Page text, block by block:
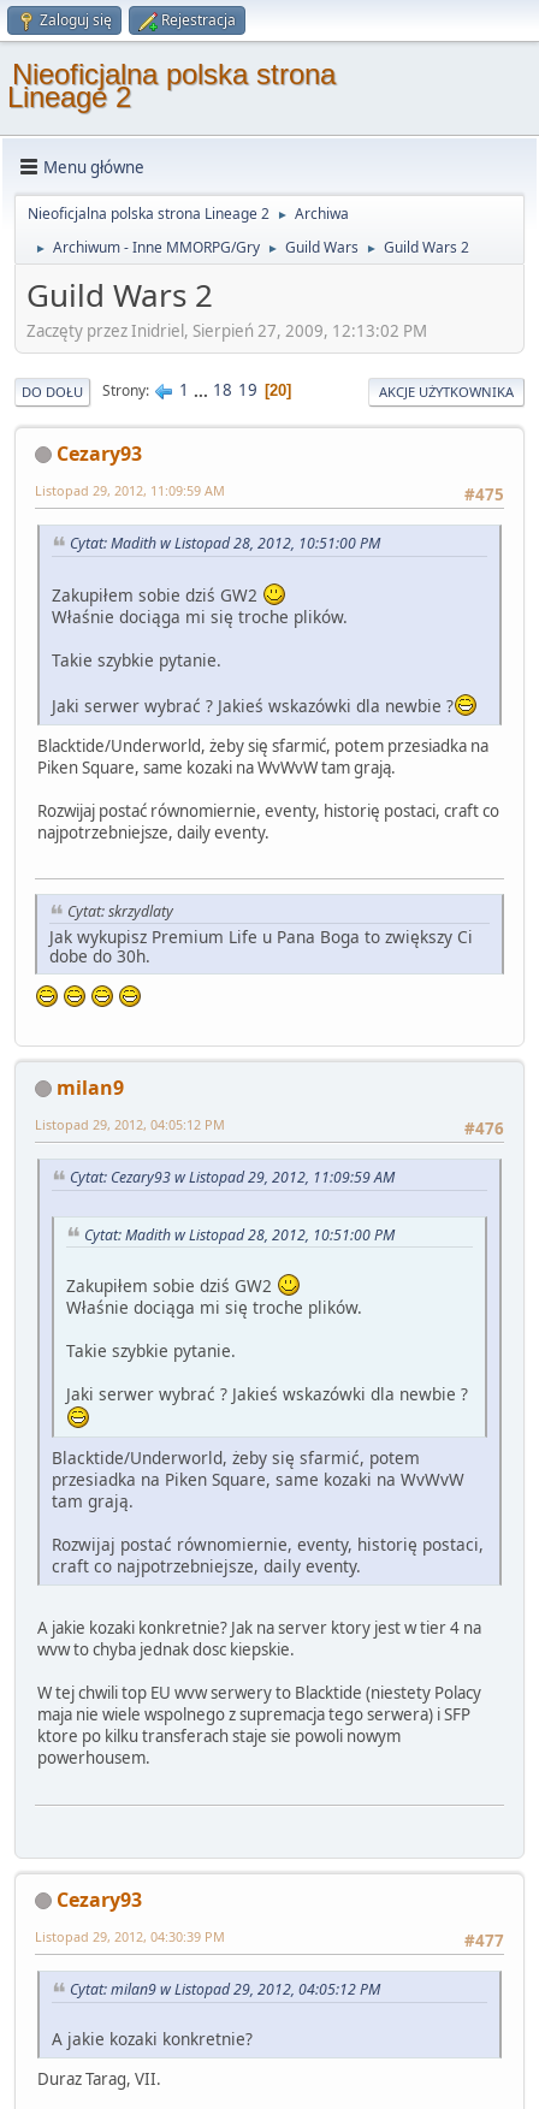
Zaloguj się Rejestracja
Nieoficjalna polska strona
Lineage 2
Menu główne
Nieoficjalna polska strona Lineage 2 ► Archiwa
► Archiwum - Inne MMORPG/Gry ► Guild Wars ► Guild Wars 2
Guild Wars 2
Zaczęty przez Inidriel, Sierpień 27, 2009, 12:13:02 PM
DO DOŁU Strony 1 ... 18 19 20 AKCJE UŻYTKOWNIKA
Cezary93
#475
Listopad 29, 2012, 11:09:59 AM
Cytat: Madith w Listopad 28, 2012, 10:51:00 PM
Zakupiłem sobie dziś GW2
Właśnie dociąga mi się troche plików.
Takie szybkie pytanie.
Jaki serwer wybrać ? Jakieś wskazówki dla newbie ?
Blacktide/Underworld, żeby się sfarmić, potem przesiadka na
Piken Square, same kozaki na WvWvW tam grają.
Rozwijaj postać równomiernie, eventy, historię postaci, craft co
najpotrzebniejsze, daily eventy.
Cytat: skrzydlaty
Jak wykupisz Premium Life u Pana Boga to zwiększy Ci
dobe do 30h.
milan9
#476
Listopad 29, 2012, 04:05:12 PM
Cytat: Cezary93 w Listopad 29, 2012, 11:09:59 AM
Cytat: Madith w Listopad 28, 2012, 10:51:00 PM
Zakupiłem sobie dziś GW2
Właśnie dociąga mi się troche plików.
Takie szybkie pytanie.
Jaki serwer wybrać ? Jakieś wskazówki dla newbie ?
Blacktide/Underworld, żeby się sfarmić, potem
przesiadka na Piken Square, same kozaki na WvWvW
tam grają.
Rozwijaj postać równomiernie, eventy, historię postaci,
craft co najpotrzebniejsze, daily eventy.
A jakie kozaki konkretnie? Jak na server ktory jest w tier 4 na
wvw to chyba jednak dosc kiepskie.
W tej chwili top EU wvw serwery to Blacktide (niestety Polacy
maja nie wiele wspolnego z supremacja tego serwera) i SFP
ktore po kilku transferach staje sie powoli nowym
powerhousem.
Cezary93
#477
Listopad 29, 2012, 04:30:39 PM
Cytat: milan9 w Listopad 29, 2012, 04:05:12 PM
A jakie kozaki konkretnie?
Duraz Tarag, VII.